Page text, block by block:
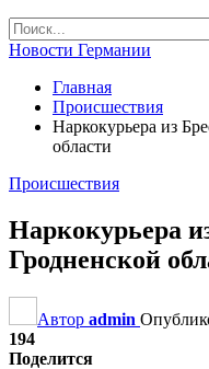
Новости Германии
Главная
Происшествия
Наркокурьера из
области
Происшествия
Наркокурьера
Гродненской
Автор admin
194
Поделится